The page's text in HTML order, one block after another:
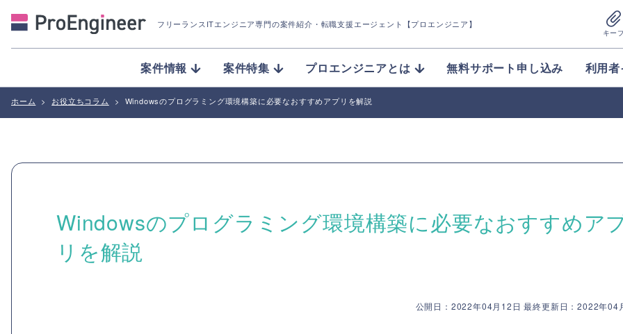
フリーランスITエンジニア専門の案件紹介 ・転職支援エージェント【プロエンジニア】
キー
案件情報 案件特集 プロエンジニアとは 無料サポート申し込み 利用
ホーム > お役立ちコラム > Windowsのプログラミング環境構築に必要なおすすめアプリを解説
Windowsのプログラミング環境構築に必要なおすすめア
リを解説
公開日：2022年04月12日 最終更新日：2022年04